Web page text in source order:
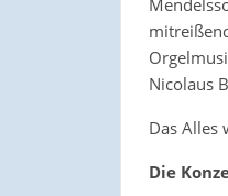
Nicolaus
Das Alles
Die